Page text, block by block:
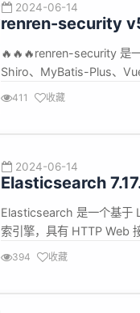
2024-06-14
renren-security
🔥🔥🔥renren-security 是
Shiro、MyBatis-Plus、
Vite 等框架，开发的一套
411 收藏
2024-06-14
Elasticsearch
Elasticsearch 是一个基于
索引擎，具有 HTTP Web
Apache 许可证下作为开
394 收藏